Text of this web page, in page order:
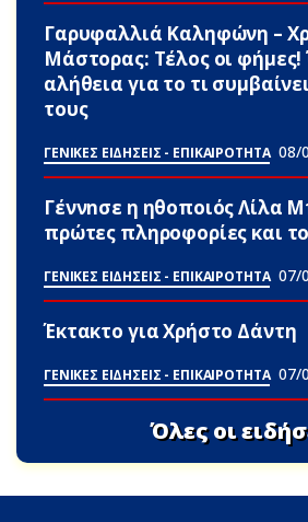
Γαρυφαλλιά Καληφώνη –
Μάστορας: Τέλος οι
αλήθεια για το τι
τους
ΓΕΝΙΚΕΣ ΕΙΔΗΣΕΙΣ - ΕΠΙΚΑΙΡΟΤΗΤΑ 08/
Γέννnσε η ηθοποιός Λίλα
πρώτες πληροφορίες και
ΓΕΝΙΚΕΣ ΕΙΔΗΣΕΙΣ - ΕΠΙΚΑΙΡΟΤΗΤΑ 07/
Έκτακτο για Χρήστο Δάντη
ΓΕΝΙΚΕΣ ΕΙΔΗΣΕΙΣ - ΕΠΙΚΑΙΡΟΤΗΤΑ 07/
Όλες οι